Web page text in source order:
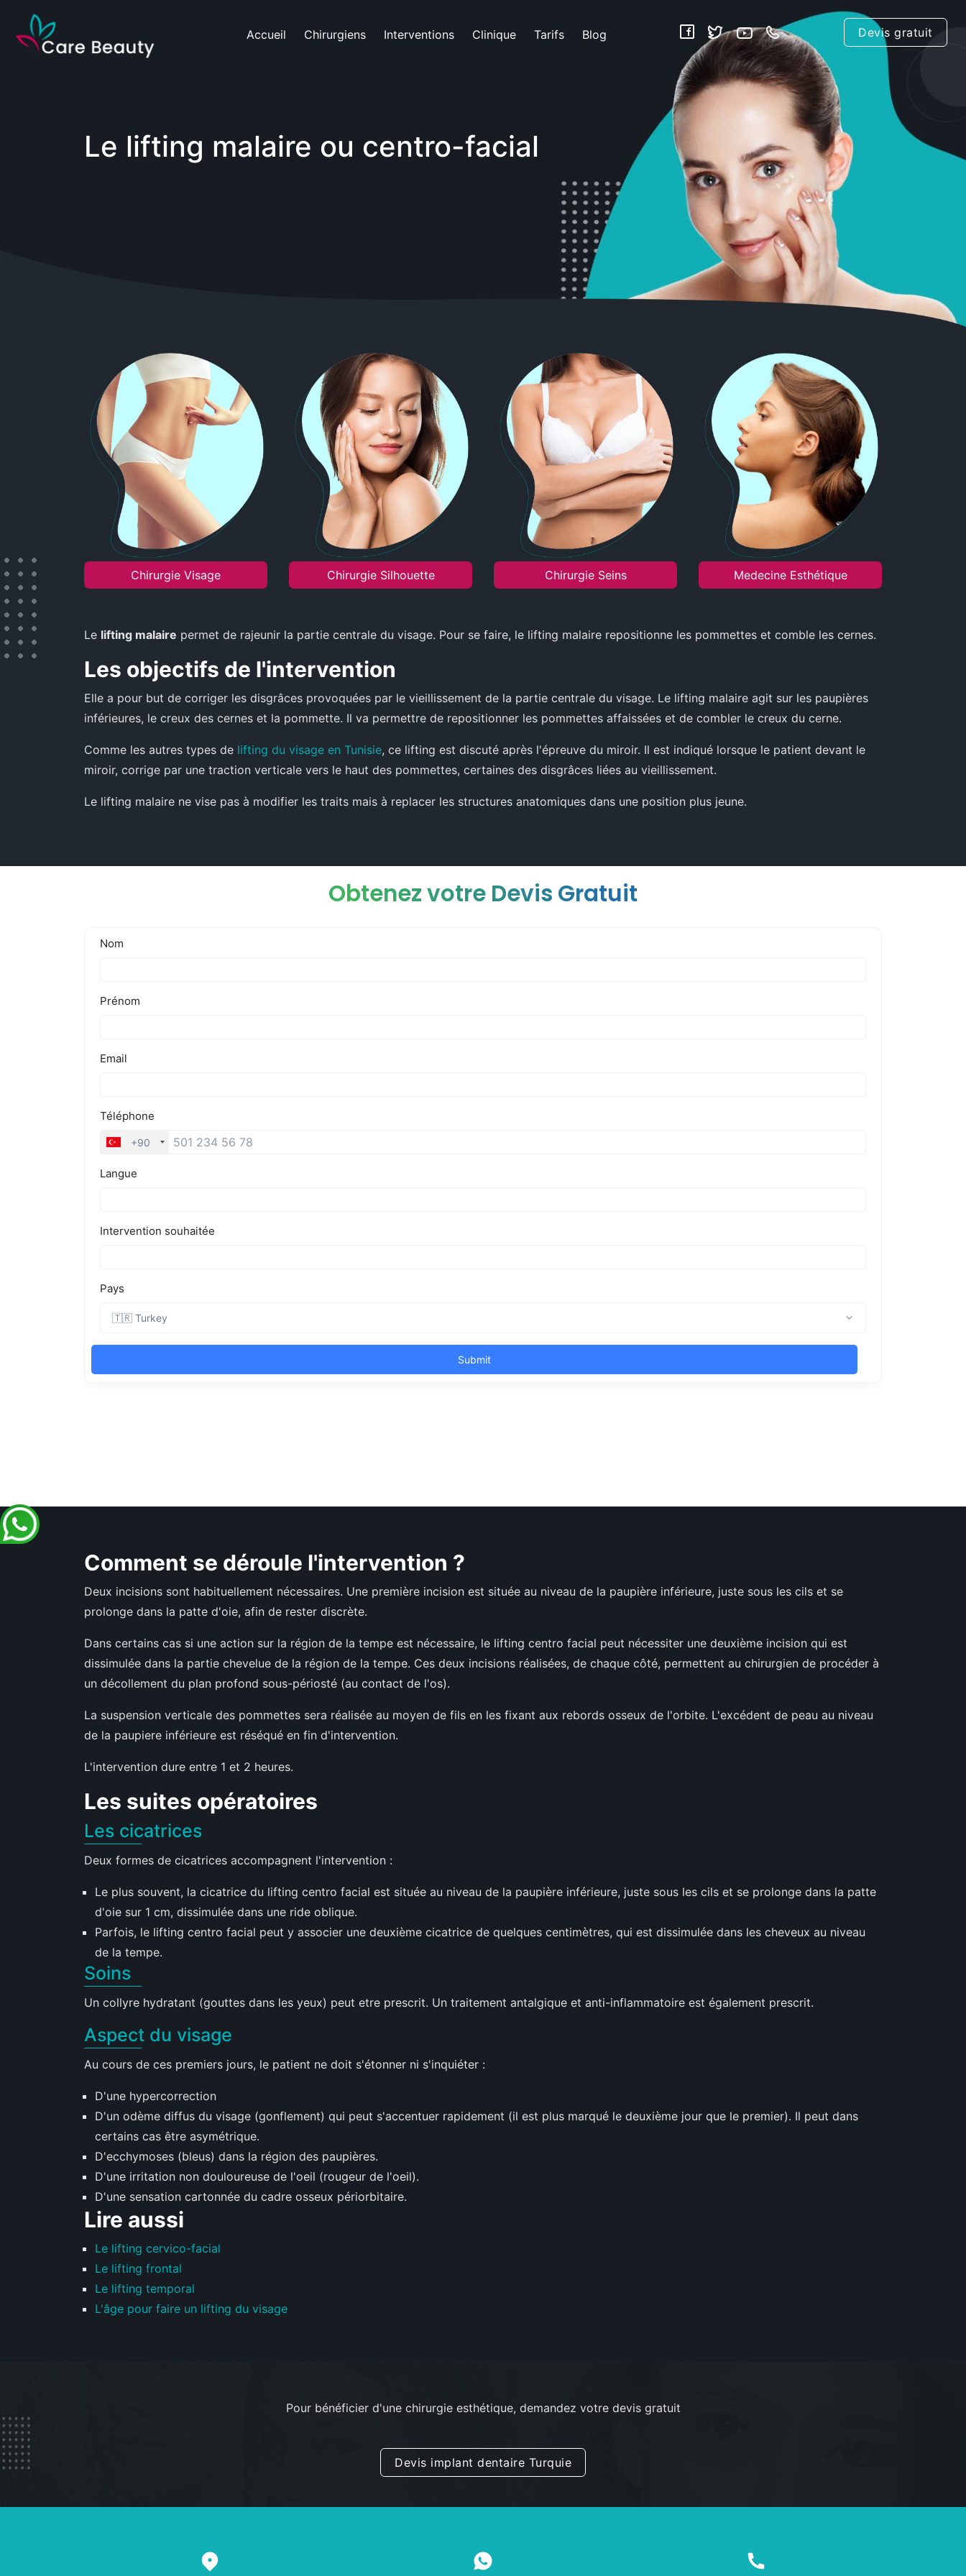
Accueil Chirurgiens Interventions Clinique Tarifs Blog Devis gratuit
Le lifting malaire ou centro-facial
Chirurgie Visage Chirurgie Silhouette Chirurgie Seins Medecine Esthétique
Le lifting malaire permet de rajeunir la partie centrale du visage. Pour se faire, le lifting malaire repositionne les pommettes et comble les cernes.
Les objectifs de l'intervention
Elle a pour but de corriger les disgrâces provoquées par le vieillissement de la partie centrale du visage. Le lifting malaire agit sur les paupières
inférieures, le creux des cernes et la pommette. Il va permettre de repositionner les pommettes affaissées et de combler le creux du cerne.
Comme les autres types de lifting du visage en Tunisie, ce lifting est discuté après l'épreuve du miroir. Il est indiqué lorsque le patient devant le
miroir, corrige par une traction verticale vers le haut des pommettes, certaines des disgrâces liées au vieillissement.
Le lifting malaire ne vise pas à modifier les traits mais à replacer les structures anatomiques dans une position plus jeune.
Obtenez votre Devis Gratuit
Comment se déroule l'intervention ?
Deux incisions sont habituellement nécessaires. Une première incision est située au niveau de la paupière inférieure, juste sous les cils et se
prolonge dans la patte d'oie, afin de rester discrète.
Dans certains cas si une action sur la région de la tempe est nécessaire, le lifting centro facial peut nécessiter une deuxième incision qui est
dissimulée dans la partie chevelue de la région de la tempe. Ces deux incisions réalisées, de chaque côté, permettent au chirurgien de procéder à
un décollement du plan profond sous-périosté (au contact de l'os).
La suspension verticale des pommettes sera réalisée au moyen de fils en les fixant aux rebords osseux de l'orbite. L'excédent de peau au niveau
de la paupiere inférieure est réséqué en fin d'intervention.
L'intervention dure entre 1 et 2 heures.
Les suites opératoires
Les cicatrices
Deux formes de cicatrices accompagnent l'intervention :
Le plus souvent, la cicatrice du lifting centro facial est située au niveau de la paupière inférieure, juste sous les cils et se prolonge dans la patte
d'oie sur 1 cm, dissimulée dans une ride oblique.
Parfois, le lifting centro facial peut y associer une deuxième cicatrice de quelques centimètres, qui est dissimulée dans les cheveux au niveau
de la tempe.
Soins
Un collyre hydratant (gouttes dans les yeux) peut etre prescrit. Un traitement antalgique et anti-inflammatoire est également prescrit.
Aspect du visage
Au cours de ces premiers jours, le patient ne doit s'étonner ni s'inquiéter :
D'une hypercorrection
D'un odème diffus du visage (gonflement) qui peut s'accentuer rapidement (il est plus marqué le deuxième jour que le premier). Il peut dans
certains cas être asymétrique.
D'ecchymoses (bleus) dans la région des paupières.
D'une irritation non douloureuse de l'oeil (rougeur de l'oeil).
D'une sensation cartonnée du cadre osseux périorbitaire.
Lire aussi
Le lifting cervico-facial
Le lifting frontal
Le lifting temporal
L'âge pour faire un lifting du visage
Pour bénéficier d'une chirurgie esthétique, demandez votre devis gratuit
Devis implant dentaire Turquie